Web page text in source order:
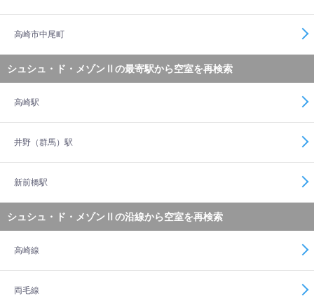
高崎市中尾町
シュシュ・ド・メゾンⅡの最寄駅から空室を再検索
高崎駅
井野（群馬）駅
新前橋駅
シュシュ・ド・メゾンⅡの沿線から空室を再検索
高崎線
両毛線